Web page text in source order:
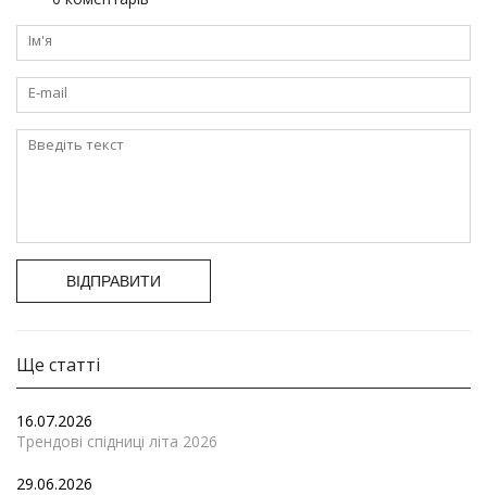
ВІДПРАВИТИ
Ще статті
16.07.2026
Трендові спідниці літа 2026
29.06.2026